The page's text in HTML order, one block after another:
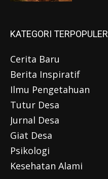
KATEGORI TERPOPULER
Cerita Baru
Berita Inspiratif
Ilmu Pengetahuan
Tutur Desa
Jurnal Desa
Giat Desa
Psikologi
Kesehatan Alami